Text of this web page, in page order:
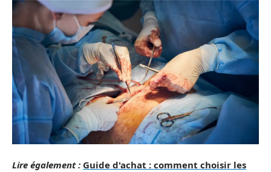
Lire également : Guide d'achat : comment choisir les